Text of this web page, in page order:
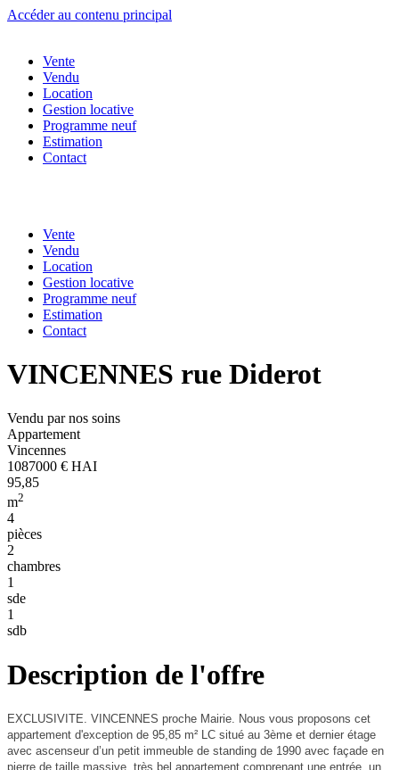
Accéder au contenu principal
Vente
Vendu
Location
Gestion locative
Programme neuf
Estimation
Contact
Vente
Vendu
Location
Gestion locative
Programme neuf
Estimation
Contact
VINCENNES rue Diderot
Vendu par nos soins
Appartement
Vincennes
1087000 € HAI
95,85
m2
4
pièces
2
chambres
1
sde
1
sdb
Description de l'offre
EXCLUSIVITE. VINCENNES proche Mairie. Nous vous proposons cet
appartement d'exception de 95,85 m² LC situé au 3ème et dernier étage
avec ascenseur d’un petit immeuble de standing de 1990 avec façade en
pierre de taille massive, très bel appartement comprenant une entrée, un